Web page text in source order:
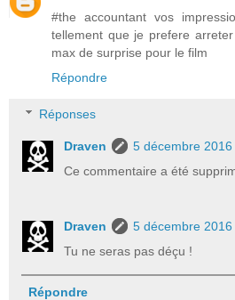
#the accountant vos
tellement que je prefere
max de surprise pour le film
Répondre
Réponses
Draven
5 décembre 2016
Ce commentaire a été
Draven
5 décembre
Tu ne seras pas déçu !
Répondre